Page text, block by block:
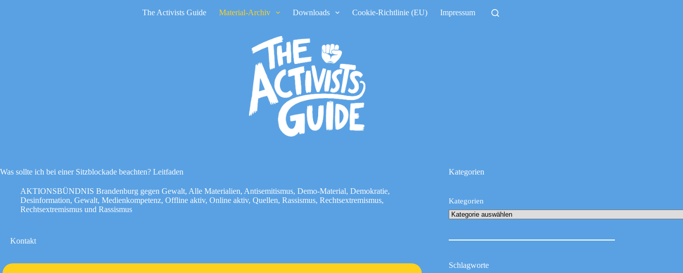
The Activists Guide Material-Archiv Downloads Cookie-Richtlinie (EU) Impressum
Was sollte ich bei einer Sitzblockade beachten? Leitfaden
AKTIONSBÜNDNIS Brandenburg gegen Gewalt, Alle Materialien, Antisemitismus, Demo-Material, Demokratie,
Desinformation, Gewalt, Medienkompetenz, Offline aktiv, Online aktiv, Quellen, Rassismus, Rechtsextremismus,
Rechtsextremismus und Rassismus
Kontakt
Kategorien
Kategorien
Schlagworte